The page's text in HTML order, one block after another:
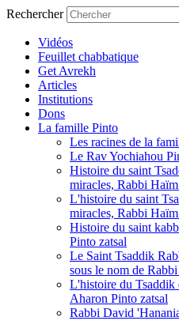
Aller
contenu
Rechercher
Vidéos
Feuillet chabbatique
Get Avrekh
Articles
Institutions
Dons
La famille Pinto
Les racines de la
Le Rav Yochiahou
Histoire du saint
miracles, Rabbi
L'histoire du saint
miracles, Rabbi
Histoire du saint
Pinto zatsal
Le Saint Tsaddik
sous le nom de
L'histoire du
Aharon Pinto zatsal
Rabbi David